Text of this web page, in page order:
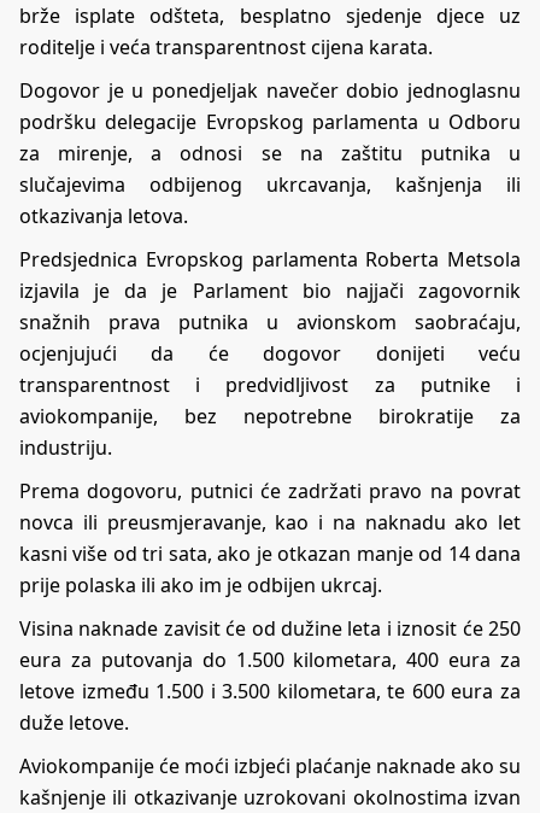
brže isplate odšteta, besplatno sjedenje djece uz
roditelje i veća transparentnost cijena karata.
Dogovor je u ponedjeljak navečer dobio jednoglasnu
podršku delegacije Evropskog parlamenta u Odboru
za mirenje, a odnosi se na zaštitu putnika u
slučajevima odbijenog ukrcavanja, kašnjenja ili
otkazivanja letova.
Predsjednica Evropskog parlamenta Roberta Metsola
izjavila je da je Parlament bio najjači zagovornik
snažnih prava putnika u avionskom saobraćaju,
ocjenjujući da će dogovor donijeti veću
transparentnost i predvidljivost za putnike i
aviokompanije, bez nepotrebne birokratije za
industriju.
Prema dogovoru, putnici će zadržati pravo na povrat
novca ili preusmjeravanje, kao i na naknadu ako let
kasni više od tri sata, ako je otkazan manje od 14 dana
prije polaska ili ako im je odbijen ukrcaj.
Visina naknade zavisit će od dužine leta i iznosit će 250
eura za putovanja do 1.500 kilometara, 400 eura za
letove između 1.500 i 3.500 kilometara, te 600 eura za
duže letove.
Aviokompanije će moći izbjeći plaćanje naknade ako su
kašnjenje ili otkazivanje uzrokovani okolnostima izvan